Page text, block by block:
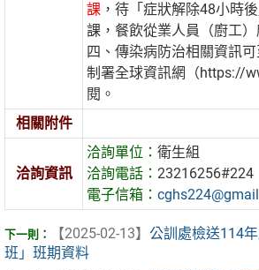
課 ，待「症狀解除48小時
課，餐飲從業人員（廚工
四、傳染病防治相關資訊
制署全球資訊網（https://
閱。
相關附件
洽詢資訊
洽詢單位：衛生組
洽詢電話：23216256#224
電子信箱：
【2025-02-13】 公訓處檢送114
班」班期資料